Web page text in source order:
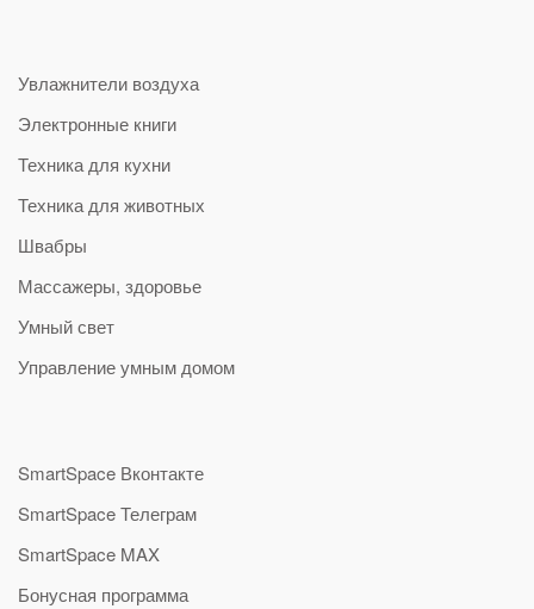
Увлажнители воздуха
Электронные книги
Техника для кухни
Техника для животных
Швабры
Массажеры, здоровье
Умный свет
Управление умным домом
SmartSpace Вконтакте
SmartSpace Телеграм
SmartSpace MAX
Бонусная программа